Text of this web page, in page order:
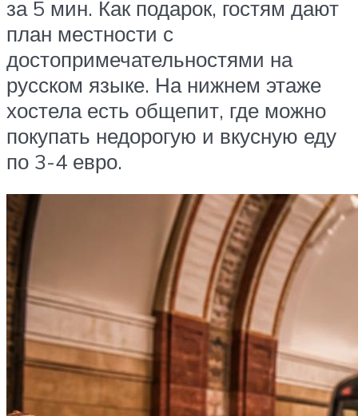
за 5 мин. Как подарок, гостям дают
план местности с
достопримечательностями на
русском языке. На нижнем этаже
хостела есть общепит, где можно
покупать недорогую и вкусную еду
по 3-4 евро.